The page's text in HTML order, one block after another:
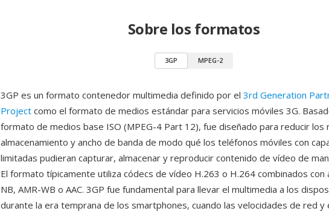
Sobre los formatos
3GP MPEG-2
3GP es un formato contenedor multimedia definido por el 3rd Generation
Project como el formato de medios estándar para servicios móviles 3G.
formato de medios base ISO (MPEG-4 Part 12), fue diseñado para reducir los
almacenamiento y ancho de banda de modo qué los teléfonos móviles con
limitadas pudieran capturar, almacenar y reproducir contenido de vídeo de
El formato típicamente utiliza códecs de vídeo H.263 o H.264 combinados con
NB, AMR-WB o AAC. 3GP fue fundamental para llevar el multimedia a los
durante la era temprana de los smartphones, cuando las velocidades de red y